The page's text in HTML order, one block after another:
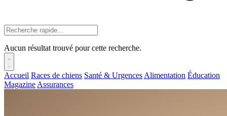
Aucun résultat trouvé pour cette recherche.
Accueil Races de chiens Santé & Urgences Alimentation Éducation
Magazine Assurances